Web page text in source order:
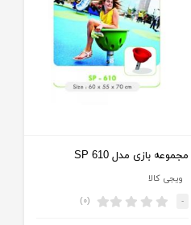
مجموعه بازی مدل SP 610
ویجی کالا
- (۰)